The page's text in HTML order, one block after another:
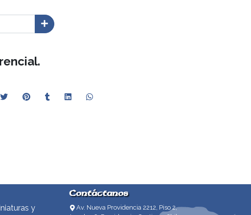
y
Contáctanos
Av. Nueva Providencia 2212, Piso 2,